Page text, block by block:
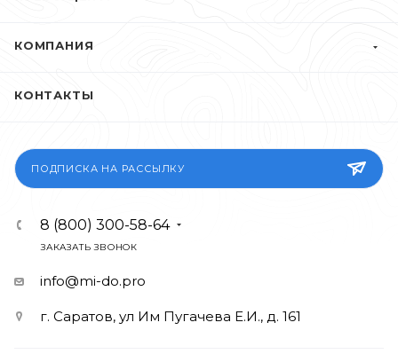
КОМПАНИЯ
КОНТАКТЫ
ПОДПИСКА НА РАССЫЛКУ
8 (800) 300-58-64
ЗАКАЗАТЬ ЗВОНОК
info@mi-do.pro
г. Саратов, ул Им Пугачева Е.И., д. 161